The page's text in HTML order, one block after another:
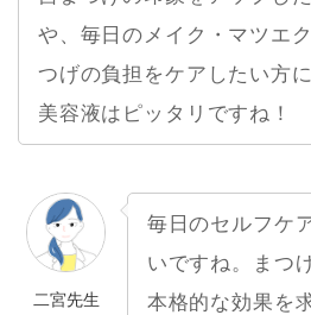
や、毎日のメイク・マツエ
つげの負担をケアしたい方
美容液はピッタリですね！
二宮先生
毎日のセルフケ
いですね。まつ
本格的な効果を